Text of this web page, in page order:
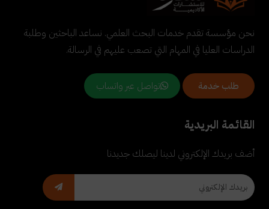
نحن مؤسسة تقدم خدمات البحث العلمي. نساعد الباحثين وطلبة
الدراسات العليا في المهام التي تصعب عليهم في الرسالة.
طلب خدمة تواصل عبر واتساب
القائمة البريدية
أضف بريدك الإلكتروني لدينا ليصلك جديدنا